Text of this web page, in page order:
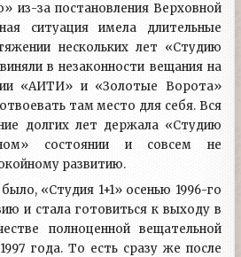
из-за постановления Верховной
ситуация имела длительные
нескольких лет «Студию
в незаконности вещания на
«АИТИ» и «Золотые Ворота»
там место для себя. Вся
долгих лет держала «Студию
состоянии и совсем не
развитию.
«Студия 1+1» осенью 1996-го
и стала готовиться к выходу в
полноценной вещательной
года. То есть сразу же после